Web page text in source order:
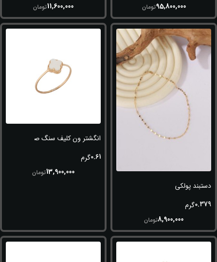
95,800,000تومان
11,600,000تومان
دستبند پولکی
0.379گرم
8,900,000تومان
انگشتر ون کلیف سنگ صدفی
0.61گرم
13,900,000تومان